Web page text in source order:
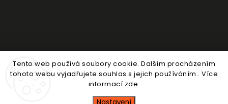
Tento web používá soubory cookie. Dalším procházením
tohoto webu vyjadřujete souhlas s jejich používáním.. Více
informací zde.
Sledovat na Instagramu
Nosdítko. Všechna práva vyhrazena.